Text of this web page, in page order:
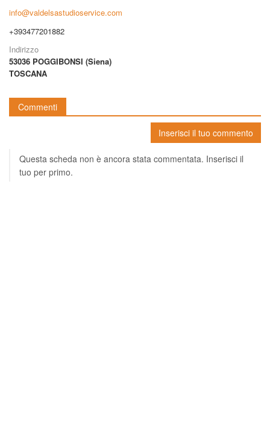
info@valdelsastudioservice.com
+393477201882
Indirizzo
53036 POGGIBONSI (Siena)
TOSCANA
Commenti
Inserisci il tuo commento
Questa scheda non è ancora stata commentata. Inserisci il
tuo per primo.